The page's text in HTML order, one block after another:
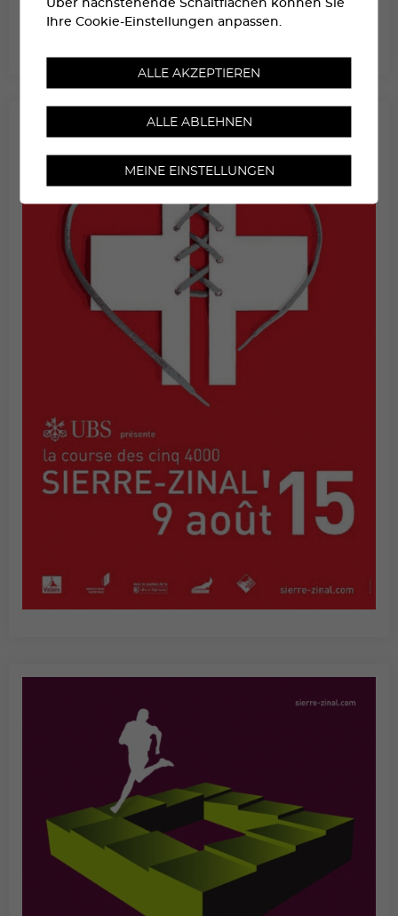
Über nachstehende Schaltflächen können Sie
Ihre Cookie-Einstellungen anpassen.
ALLE AKZEPTIEREN
ALLE ABLEHNEN
MEINE EINSTELLUNGEN